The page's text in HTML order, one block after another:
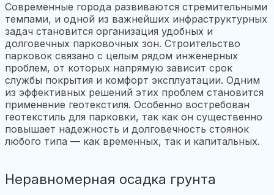
Современные города развиваются стремительными
темпами, и одной из важнейших инфраструктурных
задач становится организация удобных и
долговечных парковочных зон. Строительство
парковок связано с целым рядом инженерных
проблем, от которых напрямую зависит срок
службы покрытия и комфорт эксплуатации. Одним
из эффективных решений этих проблем становится
применение геотекстиля. Особенно востребован
геотекстиль для парковки, так как он существенно
повышает надежность и долговечность стоянок
любого типа — как временных, так и капитальных.
Неравномерная осадка грунта